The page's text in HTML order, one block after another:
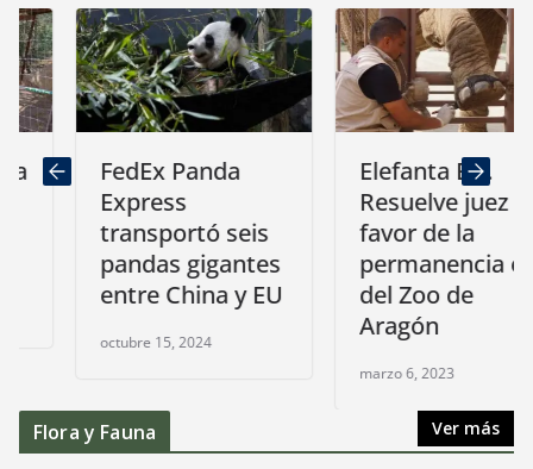
FedEx Panda
Express
transportó seis
pandas gigantes
entre China y EU
octubre 15, 2024
Elefanta Ely.
Resuelve juez a
favor de la
permanencia en
del Zoo de
Aragón
marzo 6, 2023
Flora y Fauna Ver más